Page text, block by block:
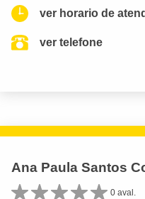
ver horario de
ver telefone
Ana Paula Santos
0 aval.